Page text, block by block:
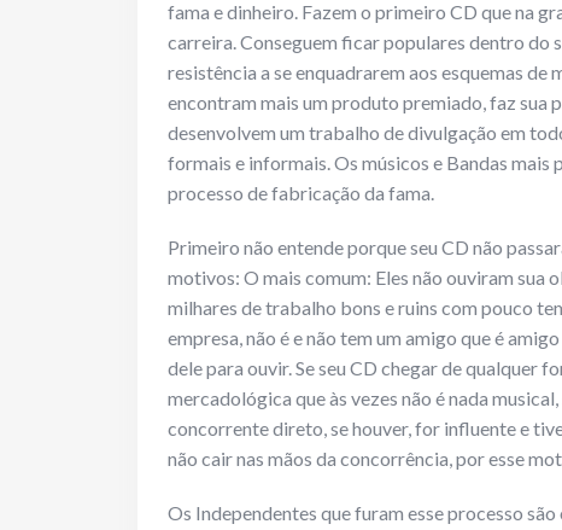
fama e dinheiro. Fazem o primeiro CD que na
carreira. Conseguem ficar populares dentro do
resistência a se enquadrarem aos esquemas
encontram mais um produto premiado, faz sua
desenvolvem um trabalho de divulgação em
formais e informais. Os músicos e Bandas mais
processo de fabricação da fama.
Primeiro não entende porque seu CD não
motivos: O mais comum: Eles não ouviram
milhares de trabalho bons e ruins com pouco
empresa, não é e não tem um amigo que é
dele para ouvir. Se seu CD chegar de qualquer
mercadológica que às vezes não é nada
concorrente direto, se houver, for influente e
não cair nas mãos da concorrência, por esse
Os Independentes que furam esse processo